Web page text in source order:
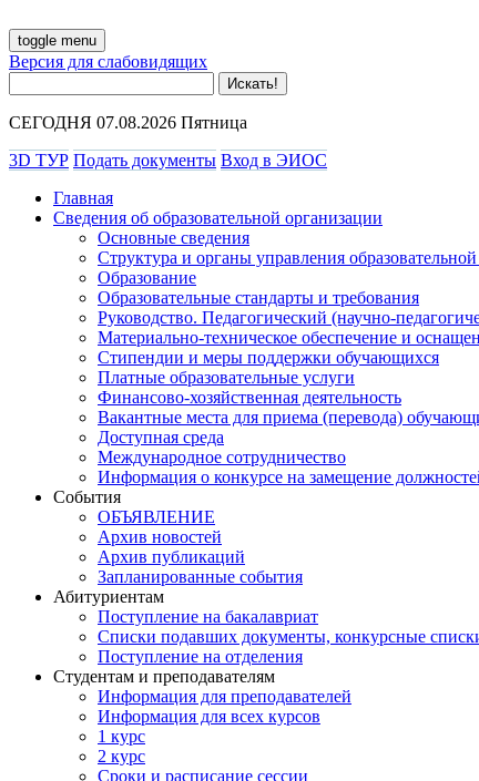
toggle menu
Версия для слабовидящих
СЕГОДНЯ 07.08.2026 Пятница
3D ТУР Подать документы Вход в ЭИОС
Главная
Сведения об образовательной организации
Основные сведения
Структура и органы управления
Образование
Образовательные стандарты и требования
Руководство. Педагогический (научно-
Материально-техническое обеспечение и
Стипендии и меры поддержки обучающихся
Платные образовательные услуги
Финансово-хозяйственная деятельность
Вакантные места для приема (перевода)
Доступная среда
Международное сотрудничество
Информация о конкурсе на замещение
События
ОБЪЯВЛЕНИЕ
Архив новостей
Архив публикаций
Запланированные события
Абитуриентам
Поступление на бакалавриат
Списки подавших документы, конкурсные
Поступление на отделения
Студентам и преподавателям
Информация для преподавателей
Информация для всех курсов
1 курс
2 курс
Сроки и расписание сессии